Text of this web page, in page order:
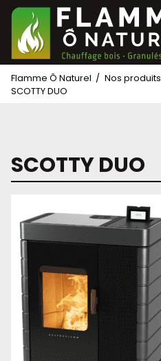
auAccueil
Nos réalisations
Contact
Flamme Ô Naturel Nos produits
SCOTTY DUO
SCOTTY DUO